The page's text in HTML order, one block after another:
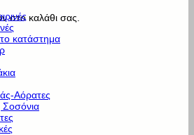
στο καλάθι σας.
κατάστημα
Αόρατες
Σοσόνια